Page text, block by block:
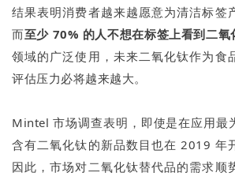
结果表明消费者越来越愿意为清洁标签
而至少 70% 的人不想在标签上看到二氧
领域的广泛使用，未来二氧化钛作为食
评估压力必将越来越大。
Mintel 市场调查表明，即使是在应用最
含有二氧化钛的新品数目也在 2019 年
因此，市场对二氧化钛替代品的需求顺